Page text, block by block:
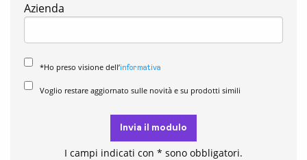
Azienda
*Ho preso visione dell’informativa
Voglio restare aggiornato sulle novità e su prodotti simili
Invia il modulo
I campi indicati con * sono obbligatori.